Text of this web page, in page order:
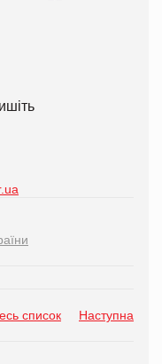
список Наступна